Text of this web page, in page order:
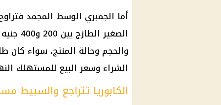
والحجم وحالة المنتج، سواء كان
الشراء وسعر البيع للمستهلك
الكابوريا تتراجع والسبيط